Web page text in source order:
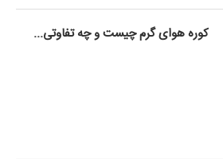
کوره هوای گرم چیست و چه تفاوتی...